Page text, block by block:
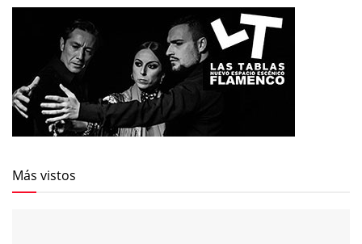
Más vistos